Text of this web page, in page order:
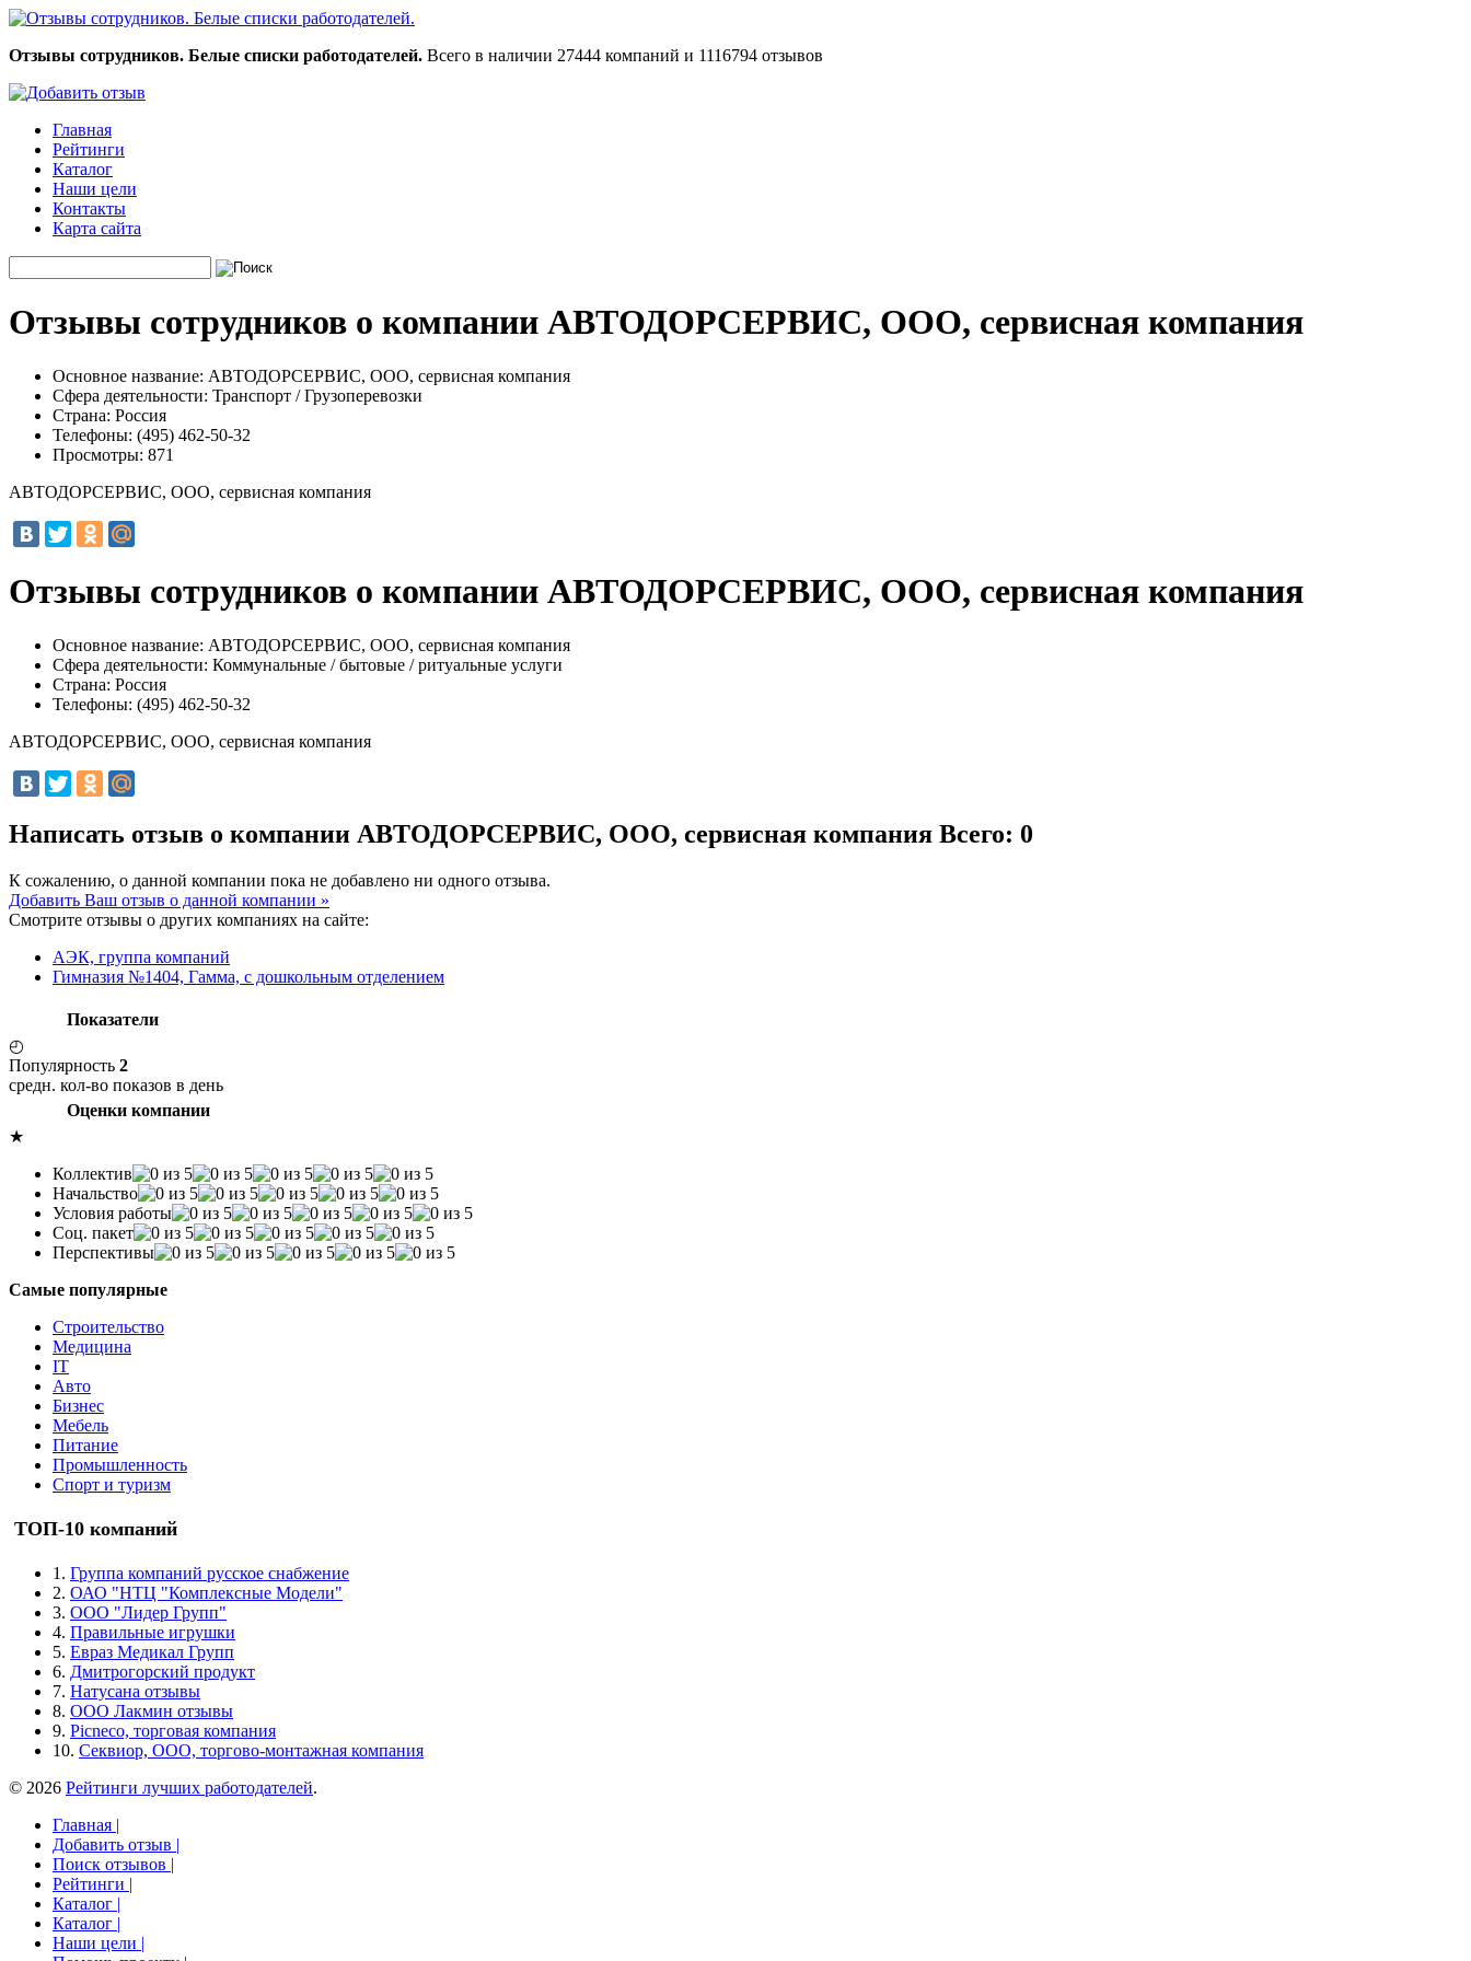
Отзывы сотрудников. Белые списки работодателей. Всего в наличии 27444 компаний и 1116794 отзывов
Главная
Рейтинги
Каталог
Наши цели
Контакты
Карта сайта
Отзывы сотрудников о компании АВТОДОРСЕРВИС, ООО, сервисная компания
Основное название: АВТОДОРСЕРВИС, ООО, сервисная компания
Сфера деятельности: Транспорт / Грузоперевозки
Страна: Россия
Телефоны: (495) 462-50-32
Просмотры: 871
АВТОДОРСЕРВИС, ООО, сервисная компания
Отзывы сотрудников о компании АВТОДОРСЕРВИС, ООО, сервисная компания
Основное название: АВТОДОРСЕРВИС, ООО, сервисная компания
Сфера деятельности: Коммунальные / бытовые / ритуальные услуги
Страна: Россия
Телефоны: (495) 462-50-32
АВТОДОРСЕРВИС, ООО, сервисная компания
Написать отзыв о компании АВТОДОРСЕРВИС, ООО, сервисная компания Всего: 0
К сожалению, о данной компании пока не добавлено ни одного отзыва.
Добавить Ваш отзыв о данной компании »
Смотрите отзывы о других компаниях на сайте:
АЭК, группа компаний
Гимназия №1404, Гамма, с дошкольным отделением
Показатели
◴
Популярность 2
средн. кол-во показов в день
Оценки компании
★
Коллектив
Начальство
Условия работы
Соц. пакет
Перспективы
Самые популярные
Строительство
Медицина
IT
Авто
Бизнес
Мебель
Питание
Промышленность
Спорт и туризм
ТОП-10 компаний
1. Группа компаний русское снабжение
2. ОАО "НТЦ "Комплексные Модели"
3. ООО "Лидер Групп"
4. Правильные игрушки
5. Евраз Медикал Групп
6. Дмитрогорский продукт
7. Натусана отзывы
8. ООО Лакмин отзывы
9. Picneco, торговая компания
10. Секвиор, ООО, торгово-монтажная компания
© 2026 Рейтинги лучших работодателей.
Главная |
Добавить отзыв |
Поиск отзывов |
Рейтинги |
Каталог |
Каталог |
Наши цели |